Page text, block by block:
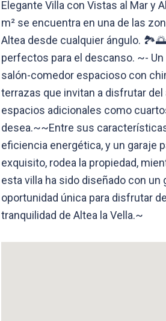
Elegante Villa con Vistas al Mar y
m² se encuentra en una de las
Altea desde cualquier ángulo.
perfectos para el descanso. ~-
salón-comedor espacioso con
terrazas que invitan a disfrutar
espacios adicionales como
desea.~~Entre sus
eficiencia energética, y un garaje
exquisito, rodea la propiedad,
esta villa ha sido diseñado con
oportunidad única para disfrutar
tranquilidad de Altea la Vella.~